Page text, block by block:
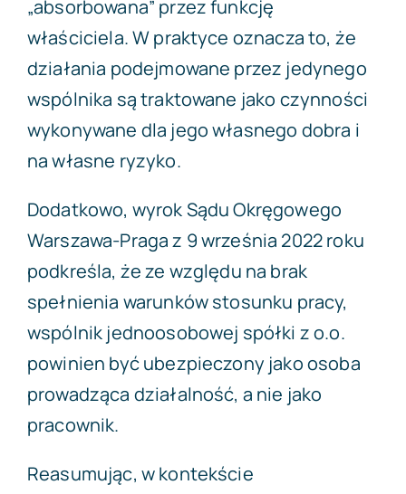
„absorbowana” przez funkcję
właściciela. W praktyce oznacza to, że
działania podejmowane przez jedynego
wspólnika są traktowane jako czynności
wykonywane dla jego własnego dobra i
na własne ryzyko.
Dodatkowo, wyrok Sądu Okręgowego
Warszawa-Praga z 9 września 2022 roku
podkreśla, że ze względu na brak
spełnienia warunków stosunku pracy,
wspólnik jednoosobowej spółki z o.o.
powinien być ubezpieczony jako osoba
prowadząca działalność, a nie jako
pracownik.
Reasumując, w kontekście